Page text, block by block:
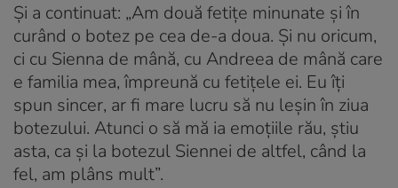
Și a continuat: „Am două fetiţe minunate şi în
curând o botez pe cea de-a doua. Şi nu oricum,
ci cu Sienna de mână, cu Andreea de mână care
e familia mea, împreună cu fetiţele ei. Eu îţi
spun sincer, ar fi mare lucru să nu leşin în ziua
botezului. Atunci o să mă ia emoţiile rău, ştiu
asta, ca şi la botezul Siennei de altfel, când la
fel, am plâns mult”.